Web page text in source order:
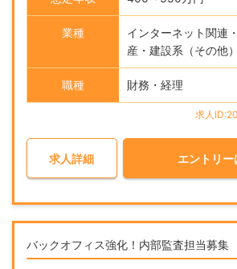
業種
インターネット関連
産・建設系（その他）
職種 財務・経理
求人
求人詳細 エントリー
バックオフィス強化！内部監査担当募集